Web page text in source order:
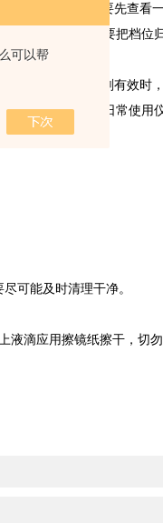
可以帮
作仪器前，需要先查看
用过后，一定需要把档位
情况下，干燥剂有效时
准确。因此，日常使用
可能及时清理干净。
滴应用擦镜纸擦干，切